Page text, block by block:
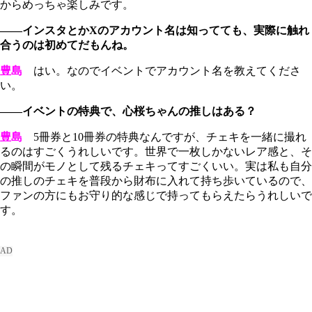
からめっちゃ楽しみです。
――インスタとかXのアカウント名は知ってても、実際に触れ
合うのは初めてだもんね。
豊島 はい。なのでイベントでアカウント名を教えてくださ
い。
――イベントの特典で、心桜ちゃんの推しはある？
豊島 5冊券と10冊券の特典なんですが、チェキを一緒に撮れ
るのはすごくうれしいです。世界で一枚しかないレア感と、そ
の瞬間がモノとして残るチェキってすごくいい。実は私も自分
の推しのチェキを普段から財布に入れて持ち歩いているので、
ファンの方にもお守り的な感じで持ってもらえたらうれしいで
す。